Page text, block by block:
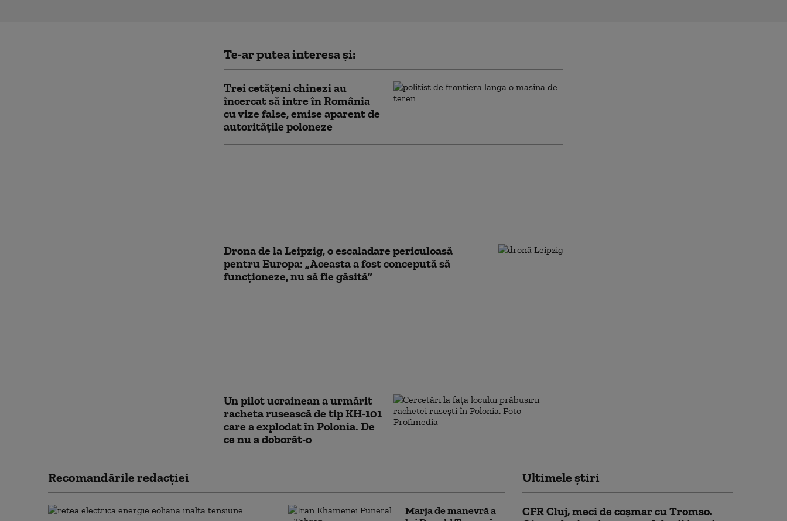
Te-ar putea interesa și:
Trei cetăţeni chinezi au
încercat să intre în România
cu vize false, emise aparent de
autorităţile poloneze
Drona de la Leipzig, o escaladare periculoasă
pentru Europa: „Aceasta a fost concepută să
funcționeze, nu să fie găsită”
Un pilot ucrainean a urmărit
racheta rusească de tip KH-101
care a explodat în Polonia. De
ce nu a doborât-o
Recomandările redacţiei
Marja de manevră a
Ultimele știri
CFR Cluj, meci de coșmar cu Tromso.